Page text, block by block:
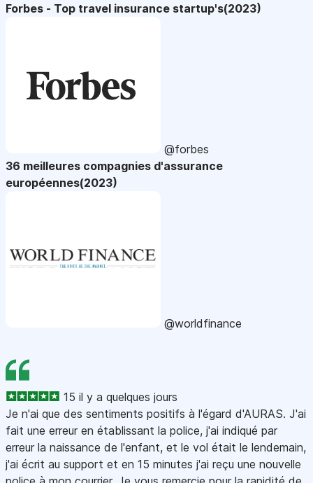
Forbes - Top travel insurance startup's(2023)
@forbes
36 meilleures compagnies d'assurance
européennes(2023)
@worldfinance
15 il y a quelques jours
Je n'ai que des sentiments positifs à l'égard d'AURAS. J'ai
fait une erreur en établissant la police, j'ai indiqué par
erreur la naissance de l'enfant, et le vol était le lendemain,
j'ai écrit au support et en 15 minutes j'ai reçu une nouvelle